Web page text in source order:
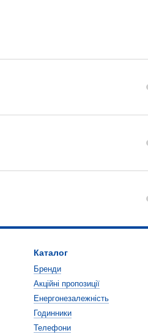
Каталог
Бренди
Акційні пропозиції
Енергонезалежність
Годинники
Телефони